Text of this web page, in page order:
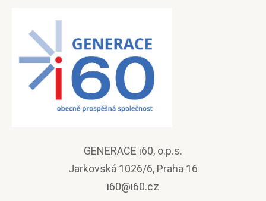
GENERACE i60, o.p.s.
Jarkovská 1026/6, Praha 16
i60@i60.cz